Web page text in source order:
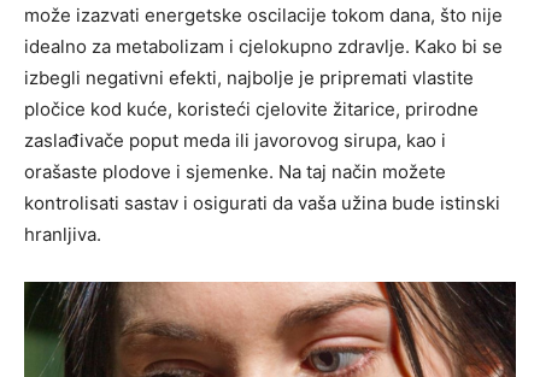
može izazvati energetske oscilacije tokom dana, što nije
idealno za metabolizam i cjelokupno zdravlje. Kako bi se
izbegli negativni efekti, najbolje je pripremati vlastite
pločice kod kuće, koristeći cjelovite žitarice, prirodne
zaslađivače poput meda ili javorovog sirupa, kao i
orašaste plodove i sjemenke. Na taj način možete
kontrolisati sastav i osigurati da vaša užina bude istinski
hranljiva.